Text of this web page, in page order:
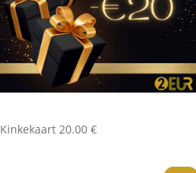
Kinkekaart 20.00 €